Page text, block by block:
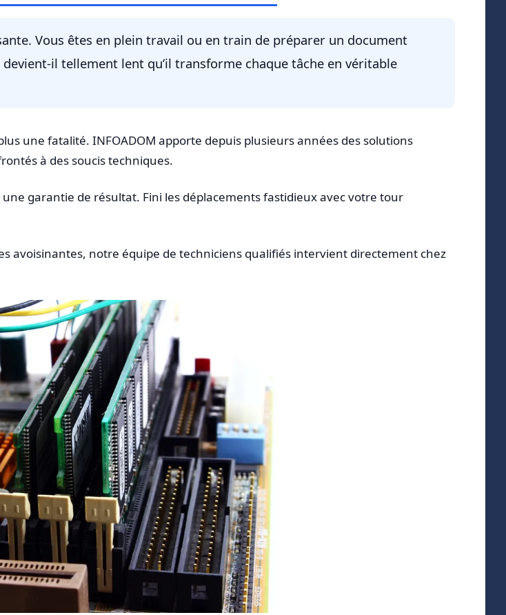
Vous êtes en plein travail ou en train de préparer un document
il tellement lent qu’il transforme chaque tâche en véritable
une fatalité. INFOADOM apporte depuis plusieurs années des solutions
à des soucis techniques.
une garantie de résultat. Fini les déplacements fastidieux avec votre tour
avoisinantes, notre équipe de techniciens qualifiés intervient directement chez